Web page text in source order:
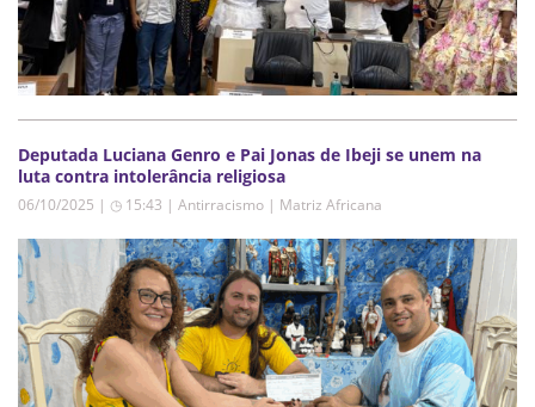
Deputada Luciana Genro e Pai Jonas de Ibeji se unem na
luta contra intolerância religiosa
06/10/2025 | ◷ 15:43 | Antirracismo | Matriz Africana